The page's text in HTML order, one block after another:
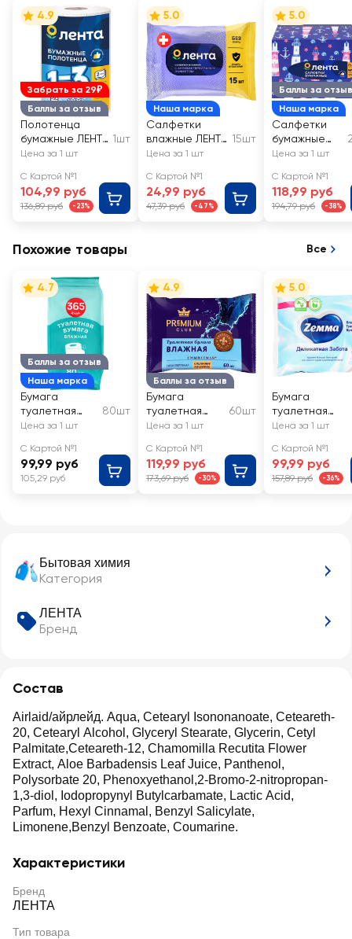
Бытовая химия
Категория
ЛЕНТА
Бренд
Состав
Airlaid/айрлейд. Aqua, Cetearyl Isononanoate, Ceteareth-
20, Cetearyl Alcohol, Glyceryl Stearate, Glycerin, Cetyl
Palmitate,Ceteareth-12, Chamomilla Recutita Flower
Extract, Aloe Barbadensis Leaf Juice, Panthenol,
Polysorbate 20, Phenoxyethanol,2-Bromo-2-nitropropan-
1,3-diol, Iodopropynyl Butylcarbamate, Lactic Acid,
Parfum, Hexyl Cinnamal, Benzyl Salicylate,
Limonene,Benzyl Benzoate, Coumarine.
Характеристики
Бренд
ЛЕНТА
Тип товара
Забрать за 29₽
Баллы за отзыв
4.9
Полотенца
бумажные ЛЕНТА
2 слоя
1шт
Цена за 1 шт
С Картой №1
104,99 руб
136,89 руб -23%
Наша марка
5.0
Салфетки
влажные ЛЕНТА
антибактериа
15шт
Цена за 1 шт
С Картой №1
24,99 руб
47,39 руб -47%
Баллы за отзыв
Наша марка
5.0
Салфетки
бумажные
ЛЕНТА белые,
Цена за 1 шт
С Картой №1
118,99 руб
194,79 руб -38%
Похожие товары Все
Баллы за отзыв
Наша марка
4.7
Бумага
туалетная
влажная 365
80шт
Цена за 1 шт
С Картой №1
99,99 руб
105,29 руб
Баллы за отзыв
4.9
Бумага
туалетная
влажная
60шт
Цена за 1 шт
С Картой №1
119,99 руб
173,69 руб -30%
5.0
Бумага
туалетная
влажная
Деликатная
забота
Цена за 1 шт
С Картой №1
99,99 руб
157,89 руб -36%